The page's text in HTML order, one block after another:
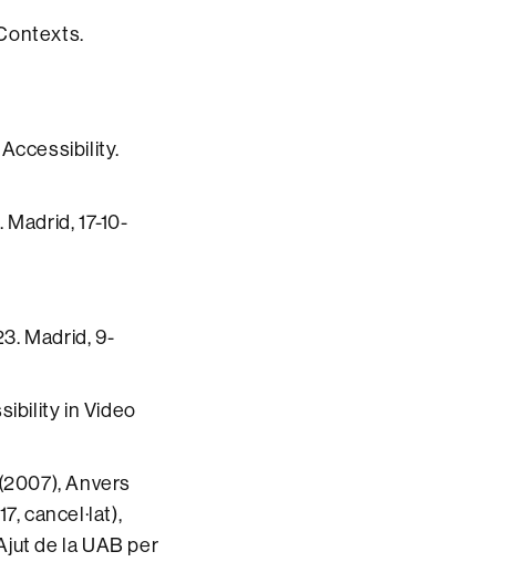
Madrid, 17-10-
Madrid, 9-
in Video
Anvers
cancel·lat),
de la UAB per